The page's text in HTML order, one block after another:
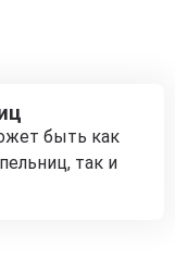
быть как
так и